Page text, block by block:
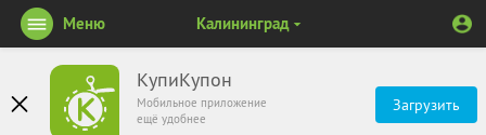
КупиКупон
Мобильное приложение
ещё удобнее
Загрузить
Меню Калининград